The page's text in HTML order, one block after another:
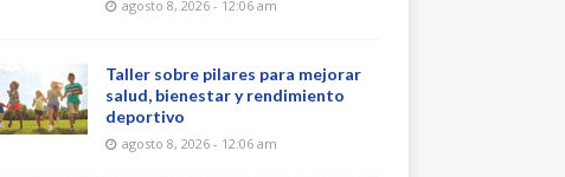
agosto 8, 2026 - 12:06 am
Taller sobre pilares para mejorar
salud, bienestar y rendimiento
deportivo
agosto 8, 2026 - 12:06 am